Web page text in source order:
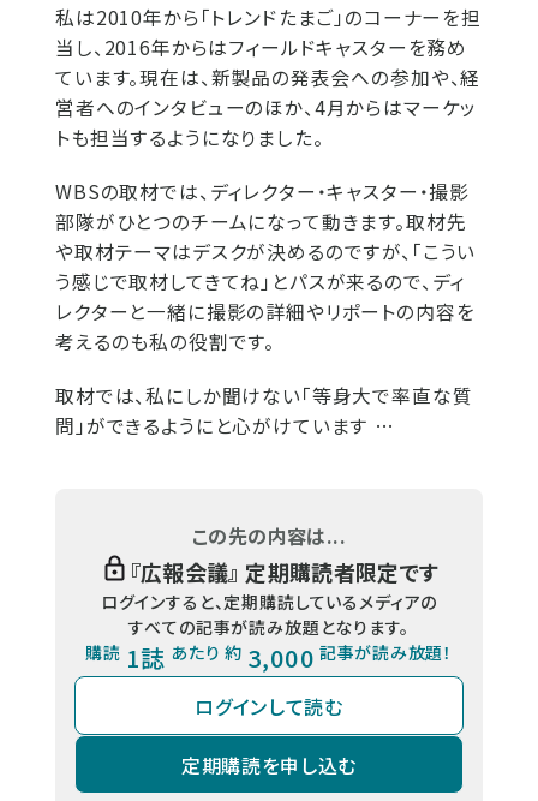
私は2010年から「トレンドたまご」のコーナーを担
当し、2016年からはフィールドキャスターを務め
ています。現在は、新製品の発表会への参加や、経
営者へのインタビューのほか、4月からはマーケッ
トも担当するようになりました。
WBSの取材では、ディレクター・キャスター・撮影
部隊がひとつのチームになって動きます。取材先
や取材テーマはデスクが決めるのですが、「こうい
う感じで取材してきてね」とパスが来るので、ディ
レクターと一緒に撮影の詳細やリポートの内容を
考えるのも私の役割です。
取材では、私にしか聞けない「等身大で率直な質
問」ができるようにと心がけています …
この先の内容は...
『広報会議』 定期購読者限定です
ログインすると、定期購読しているメディアの
すべての記事が読み放題となります。
購読 1誌 あたり 約 3,000 記事が読み放題！
ログインして読む
定期購読を申し込む